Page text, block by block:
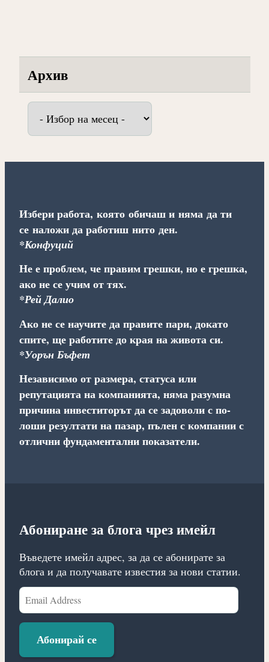
Архив
Архив
Избери работа, която обичаш и няма да ти
се наложи да работиш нито ден.
*Конфуций
Не е проблем, че правим грешки, но е грешка,
ако не се учим от тях.
*Рей Далио
Ако не се научите да правите пари, докато
спите, ще работите до края на живота си.
*Уорън Бъфет
Независимо от размера, статуса или
репутацията на компанията, няма разумна
причина инвеститорът да се задоволи с по-
лоши резултати на пазар, пълен с компании с
отлични фундаментални показатели.
Абониране за блога чрез имейл
Въведете имейл адрес, за да се абонирате за
блога и да получавате известия за нови статии.
Email
Address
Абонирай се